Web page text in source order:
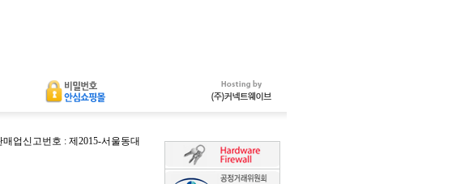
매업신고번호 : 제2015-서울동대